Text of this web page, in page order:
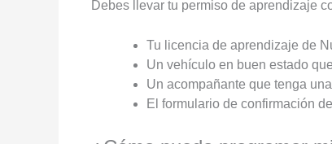
Debes llevar tu permiso de aprendizaje
Tu licencia de aprendizaje de
Un vehículo en buen estado
Un acompañante que tenga
El formulario de confirmación